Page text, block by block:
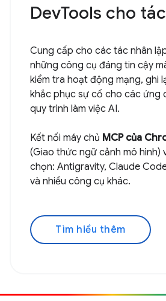
DevTools cho
Cung cấp cho các tác nhân
những công cụ đáng tin cậy
kiểm tra hoạt động mạng, ghi
khắc phục sự cố cho các ứng
quy trình làm việc AI.
Kết nối máy chủ MCP của
(Giao thức ngữ cảnh mô hình)
chọn: Antigravity, Claude
và nhiều công cụ khác.
Tìm hiểu thêm